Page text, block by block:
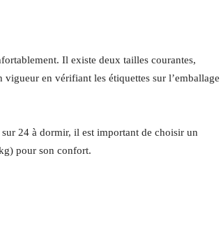
Il existe deux tailles courantes,
en vérifiant les étiquettes sur l’emballage
24 à dormir, il est important de choisir un
pour son confort.